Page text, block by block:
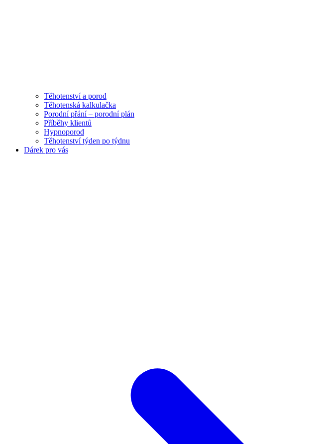
Těhotenství a porod
Těhotenská kalkulačka
Porodní přání – porodní plán
Příběhy klientů
Hypnoporod
Těhotenství týden po týdnu
Dárek pro vás